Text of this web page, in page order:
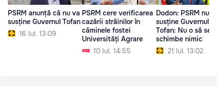
PSRM anunță că nu va
susține Guvernul Tofan
16 Iul. 13:09
PSRM cere verificarea
cazării străinilor în
căminele fostei
Universități Agrare
10 Iul. 14:55
Dodon: PSRM nu
susține Guvernul
Tofan: Nu o să se
schimbe nimic
21 Iul. 13:02